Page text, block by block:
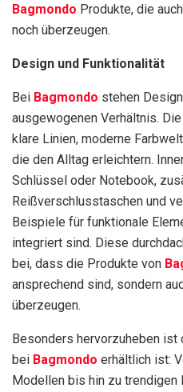
Bagmondo Produkte, die
noch überzeugen.
Design und Funktionalität
Bei Bagmondo stehen
ausgewogenen Verhältnis.
klare Linien, moderne
die den Alltag erleichtern.
Schlüssel oder Notebook,
Reißverschlusstaschen und
Beispiele für funktionale
integriert sind. Diese
bei, dass die Produkte von
ansprechend sind, sondern
überzeugen.
Besonders hervorzuheben
bei Bagmondo erhältlich ist:
Modellen bis hin zu